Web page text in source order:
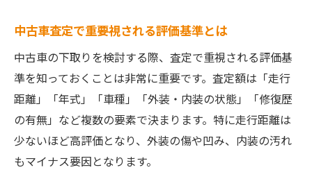
中古車査定で重要視される評価基準とは
中古車の下取りを検討する際、査定で重視される評価基
準を知っておくことは非常に重要です。査定額は「走行
距離」「年式」「車種」「外装・内装の状態」「修復歴
の有無」など複数の要素で決まります。特に走行距離は
少ないほど高評価となり、外装の傷や凹み、内装の汚れ
もマイナス要因となります。